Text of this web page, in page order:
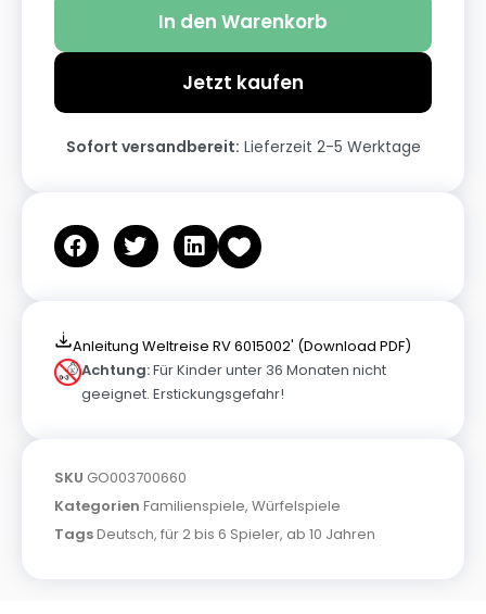
In den Warenkorb
Jetzt kaufen
Sofort versandbereit: Lieferzeit 2-5 Werktage
Anleitung Weltreise RV 6015002' (Download PDF)
Achtung:Für Kinder unter 36 Monaten nicht
geeignet. Erstickungsgefahr!
SKU GO003700660
Kategorien Familienspiele, Würfelspiele
TagsDeutsch, für 2 bis 6 Spieler, ab 10 Jahren